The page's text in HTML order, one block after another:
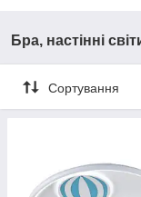
Бра, настінні
Сортування